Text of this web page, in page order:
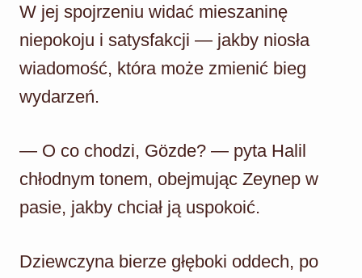
W jej spojrzeniu widać mieszaninę
niepokoju i satysfakcji — jakby niosła
wiadomość, która może zmienić bieg
wydarzeń.
— O co chodzi, Gözde? — pyta Halil
chłodnym tonem, obejmując Zeynep w
pasie, jakby chciał ją uspokoić.
Dziewczyna bierze głęboki oddech, po